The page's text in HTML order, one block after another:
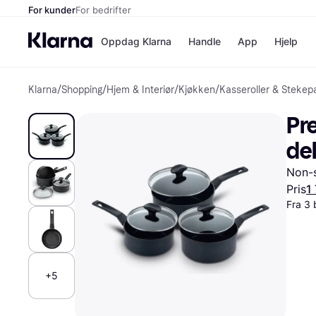
For kunderFor bedrifter
Oppdag Klarna
Betal nå
Betal i 3
Betal innen
Finansiering
Handle
Butikker
App Hjelp
Klarna/Shopping/Hjem & Interiør/Kjøkken/Kasseroller &
+5
Pris1
Fra 3